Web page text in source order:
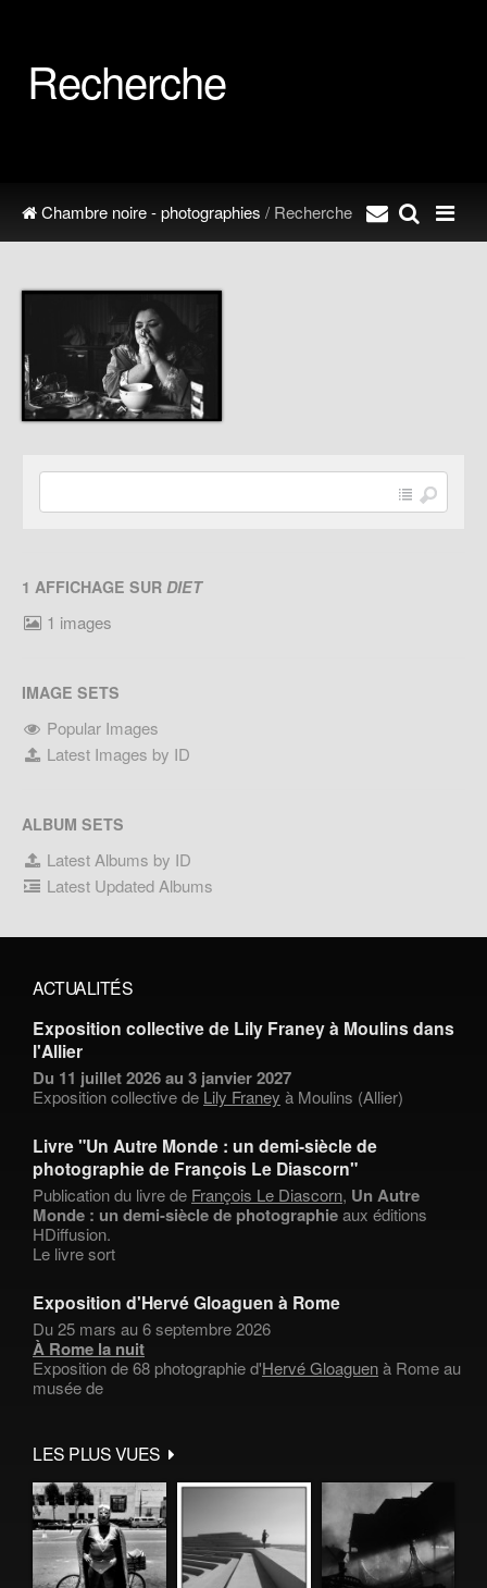
Recherche
Chambre noire - photographies / Recherche
1 AFFICHAGE SUR DIET
1 images
IMAGE SETS
Popular Images
Latest Images by ID
ALBUM SETS
Latest Albums by ID
Latest Updated Albums
ACTUALITÉS
Exposition collective de Lily Franey à Moulins dans
l'Allier
Du 11 juillet 2026 au 3 janvier 2027
Exposition collective de Lily Franey à Moulins (Allier)
Livre "Un Autre Monde : un demi-siècle de
photographie de François Le Diascorn"
Publication du livre de François Le Diascorn, Un Autre
Monde : un demi-siècle de photographieaux éditions
HDiffusion.
Le livre sort
Exposition d'Hervé Gloaguen à Rome
Du 25 mars au 6 septembre 2026
À Rome la nuit
Exposition de 68 photographie d'Hervé Gloaguenà Rome au
musée de
LES PLUS VUES